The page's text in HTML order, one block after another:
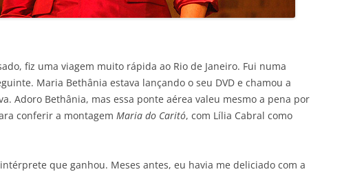
fiz uma viagem muito rápida ao Rio de Janeiro. Fui numa
Maria Bethânia estava lançando o seu DVD e chamou a
Adoro Bethânia, mas essa ponte aérea valeu mesmo a pena por
conferir a montagem Maria do Caritó, com Lília Cabral como
que ganhou. Meses antes, eu havia me deliciado com a